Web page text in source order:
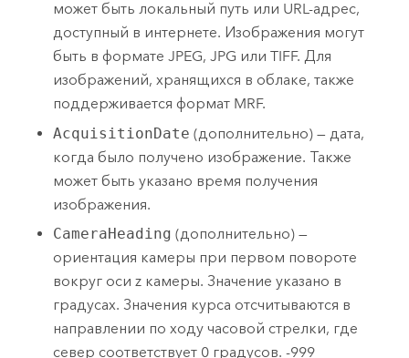
может быть локальный путь или URL-адрес,
доступный в интернете. Изображения могут
быть в формате JPEG, JPG или TIFF. Для
изображений, хранящихся в облаке, также
поддерживается формат MRF.
AcquisitionDate (дополнительно) — дата,
когда было получено изображение. Также
может быть указано время получения
изображения.
CameraHeading (дополнительно) —
ориентация камеры при первом повороте
вокруг оси z камеры. Значение указано в
градусах. Значения курса отсчитываются в
направлении по ходу часовой стрелки, где
север соответствует 0 градусов. -999